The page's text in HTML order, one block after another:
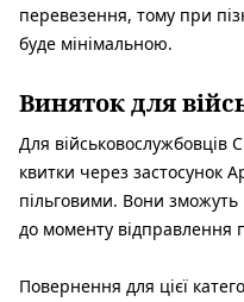
перевезення, тому при
буде мінімальною.
Виняток для
Для військовослужбовців
квитки через застосунок
пільговими. Вони зможуть
до моменту відправлення
Повернення для цієї